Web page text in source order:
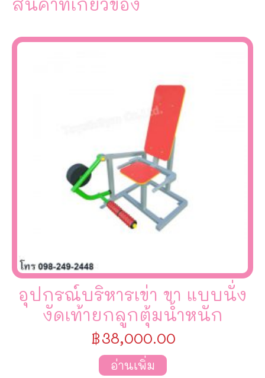
อุปกรณ์บริหารเข่า ขา แบบนั่ง
งัดเท้ายกลูกตุ้มน้ำหนัก
฿38,000.00
อ่านเพิ่ม